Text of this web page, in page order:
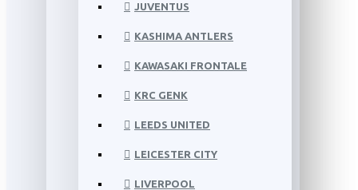
JUVENTUS
KASHIMA ANTLERS
KAWASAKI FRONTALE
KRC GENK
LEEDS UNITED
LEICESTER CITY
LIVERPOOL